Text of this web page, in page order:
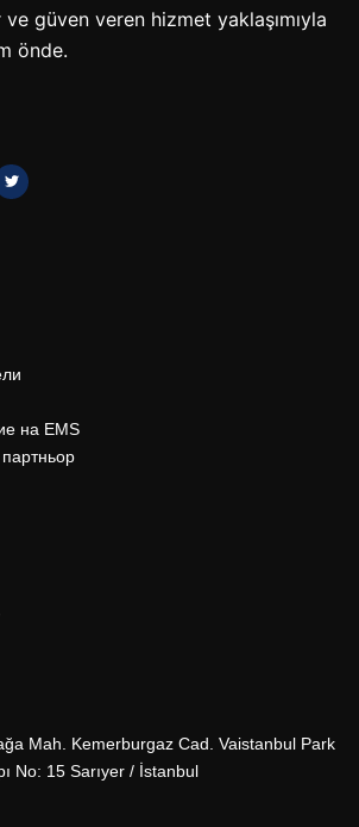
güven veren hizmet yaklaşımıyla
önde.
на EMS
Mah. Kemerburgaz Cad. Vaistanbul Park
No: 15 Sarıyer / İstanbul